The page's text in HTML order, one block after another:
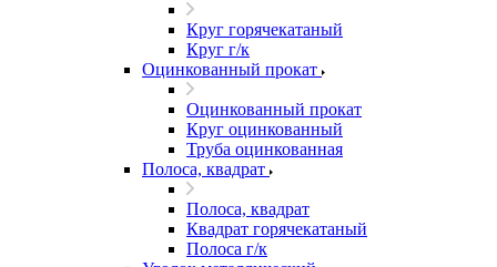
Круг горячекатаный
Круг г/к
Оцинкованный прокат
Оцинкованный прокат
Круг оцинкованный
Труба оцинкованная
Полоса, квадрат
Полоса, квадрат
Квадрат горячекатаный
Полоса г/к